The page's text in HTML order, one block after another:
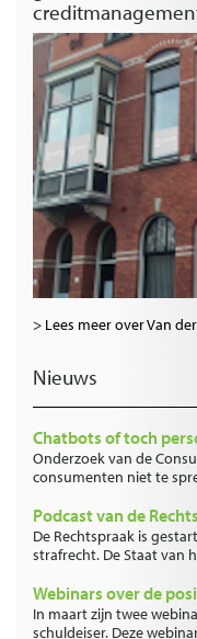
> Lees meer over Van
Nieuws
Chatbots of toch
Onderzoek van de
consumenten niet te
Podcast van de
De Rechtspraak is
strafrecht. De Staat van
Webinars over de
In maart zijn twee
schuldeiser. Deze